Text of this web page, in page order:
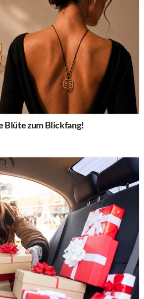
Blüte zum Blickfang!